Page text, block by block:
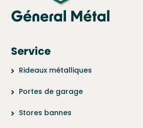
Service
Rideaux métalliques
Portes de garage
Stores bannes